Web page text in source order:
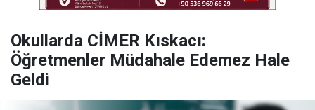
Okullarda CİMER Kıskacı:
Öğretmenler Müdahale Edemez Hale
Geldi